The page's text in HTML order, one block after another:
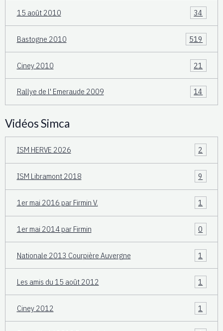
15 août 2010 34
Bastogne 2010 519
Ciney 2010 21
Rallye de l' Emeraude 2009 14
Vidéos Simca
ISM HERVE 2026 2
ISM Libramont 2018 9
1er mai 2016 par Firmin V. 1
1er mai 2014 par Firmin 0
Nationale 2013 Courpière Auvergne 1
Les amis du 15 août 2012 1
Ciney 2012 1